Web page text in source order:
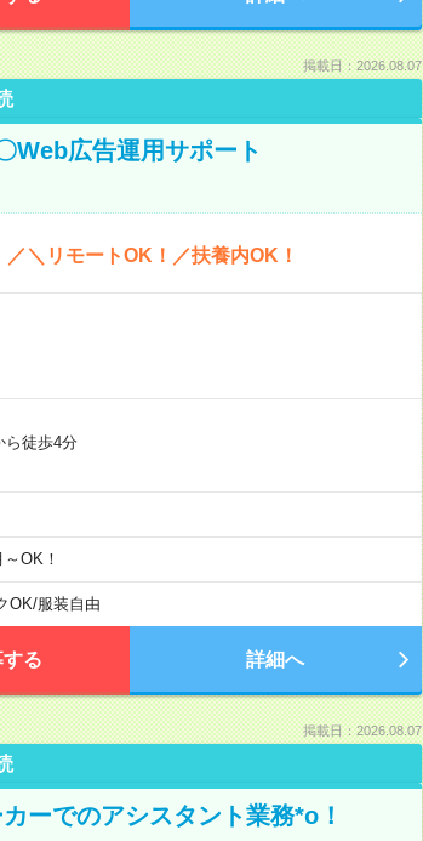
掲載日：2026.08.07
Web広告運用サポート
＼リモートOK！／扶養内OK！
ら徒歩4分
OK！
OK/服装自由
る 詳細へ
掲載日：2026.08.07
ーでのアシスタント業務*o！